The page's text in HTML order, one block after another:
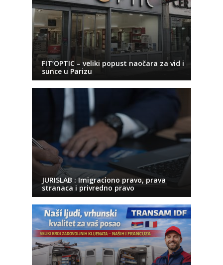
FIT’OPTIC – veliki popust naočara za vid i
sunce u Parizu
JURISLAB : Imigraciono pravo, prava
stranaca i privredno pravo